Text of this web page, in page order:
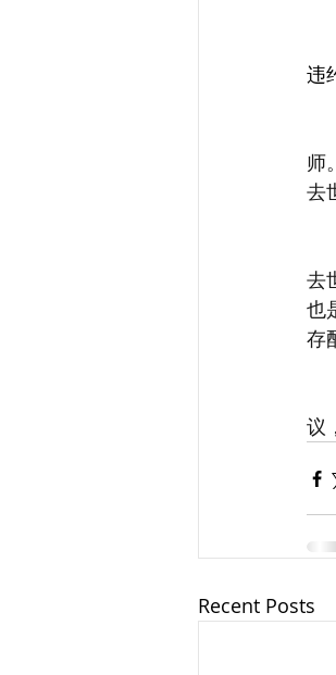
违
师
去
去
也
存
议
Recent Posts